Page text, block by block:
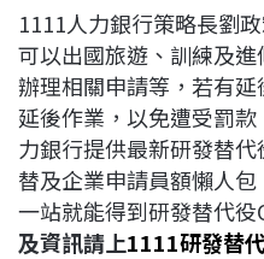
1111人力銀行策略長劉
可以出國旅遊、訓練及
辦理相關申請等，若有
延後作業，以免遭受罰
力銀行提供最新研發替
替及企業申請員額懶人
一站就能得到研發替代役
及資訊請上1111研發替